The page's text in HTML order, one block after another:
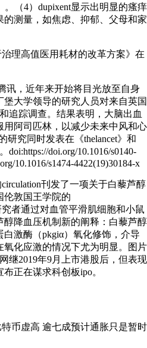
。（4）dupixent显示出明显的瘙痒
测量，如焦虑、抑郁、父母和家
理高值医用耗材的改革方案》在
讯，近年来开始将目光放至自身
大学领导的研究人员对来自英国
追踪调查。结果表明，大脑出血
阿司匹林，以减少未来中风和心
研究同时发表在《thelancet》和
doi:https://doi.org/10.1016/s0140-
10.1016/s1474-4422(19)30184-x
刊发了一项关于白藜芦醇
伦敦国王学院的
究者通过对血管平滑肌细胞和小鼠
降血压机制新的阐释：白藜芦醇
激酶（pkgiα）氧化修饰，介导
化应激的情况下尤为明显。图片
继2019年9月上市港股后，但表现
正在谋求科创板ipo。
币虚高 逾七成预计通胀只是暂时